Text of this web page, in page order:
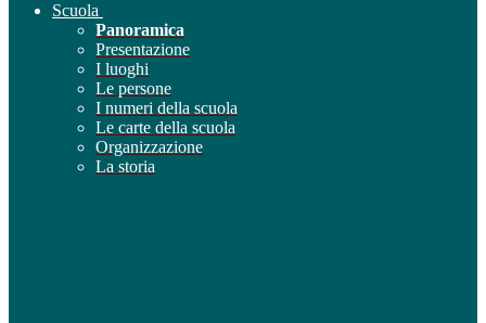
Scuola
Panoramica
Presentazione
I luoghi
Le persone
I numeri della scuola
Le carte della scuola
Organizzazione
La storia